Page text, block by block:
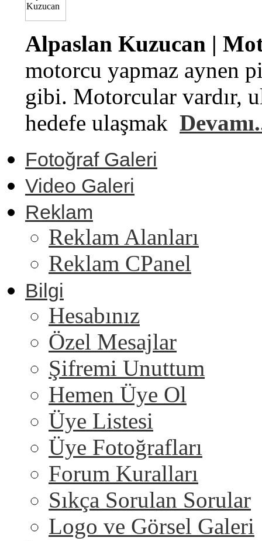
Alpaslan Kuzucan |
motorcu yapmaz aynen
gibi. Motorcular vardır,
hedefe ulaşmak
Fotoğraf Galeri
Video Galeri
Reklam
Reklam Alanları
Reklam CPanel
Bilgi
Hesabınız
Özel Mesajlar
Şifremi Unuttum
Hemen Üye Ol
Üye Listesi
Üye Fotoğrafları
Forum Kuralları
Sıkça Sorulan Sorular
Logo ve Görsel Galeri